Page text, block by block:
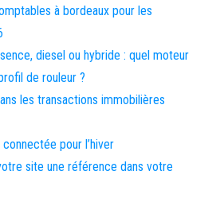
à bordeaux pour les
diesel ou hybride : quel moteur
de rouleur ?
les transactions immobilières
pour l’hiver
site une référence dans votre